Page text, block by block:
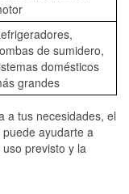
de sumidero,
domésticos
grandes
a tus necesidades, el
ayudarte a
previsto y la